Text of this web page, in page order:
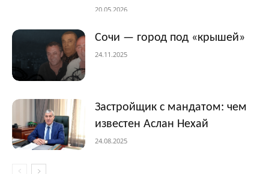
20.05.2026
Сочи — город под «крышей»
24.11.2025
Застройщик с мандатом: чем
известен Аслан Нехай
24.08.2025